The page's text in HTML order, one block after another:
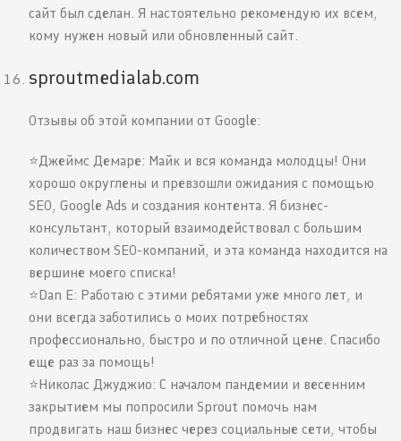
сайт был сделан. Я настоятельно рекомендую их всем,
кому нужен новый или обновленный сайт.
sproutmedialab.com
Отзывы об этой компании от Google:
⭐️Джеймс Демаре: Майк и вся команда молодцы! Они
хорошо округлены и превзошли ожидания с помощью
SEO, Google Ads и создания контента. Я бизнес-
консультант, который взаимодействовал с большим
количеством SEO-компаний, и эта команда находится на
вершине моего списка!
⭐️Dan E: Работаю с этими ребятами уже много лет, и
они всегда заботились о моих потребностях
профессионально, быстро и по отличной цене. Спасибо
еще раз за помощь!
⭐️Николас Джуджио: С началом пандемии и весенним
закрытием мы попросили Sprout помочь нам
продвигать наш бизнес через социальные сети, чтобы